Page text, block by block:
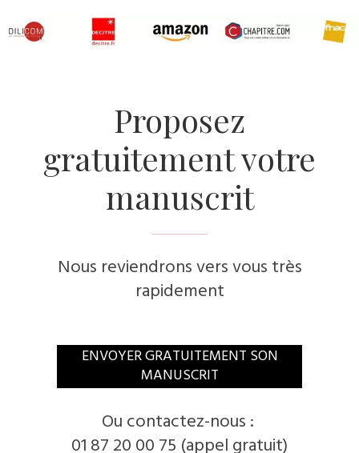
Proposez
gratuitement votre
manuscrit
Nous reviendrons vers vous très
rapidement
ENVOYER GRATUITEMENT SON
MANUSCRIT
Ou contactez-nous :
01 87 20 00 75 (appel gratuit)